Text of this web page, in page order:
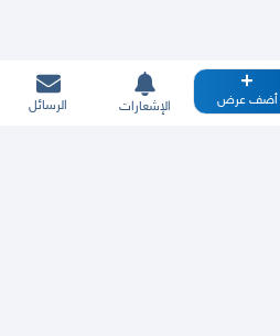
أضف عرض الإشعارات الرسائل